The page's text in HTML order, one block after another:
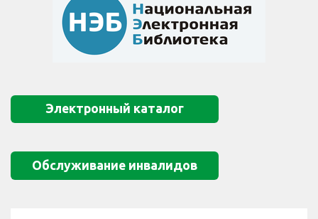
Электронный каталог
Обслуживание инвалидов